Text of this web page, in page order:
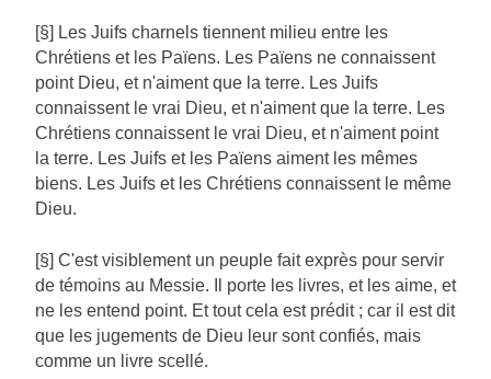
[§] Les Juifs charnels tiennent milieu entre les
Chrétiens et les Païens. Les Païens ne connaissent
point Dieu, et n'aiment que la terre. Les Juifs
connaissent le vrai Dieu, et n'aiment que la terre. Les
Chrétiens connaissent le vrai Dieu, et n'aiment point
la terre. Les Juifs et les Païens aiment les mêmes
biens. Les Juifs et les Chrétiens connaissent le même
Dieu.
[§] C'est visiblement un peuple fait exprès pour servir
de témoins au Messie. Il porte les livres, et les aime, et
ne les entend point. Et tout cela est prédit ; car il est dit
que les jugements de Dieu leur sont confiés, mais
comme un livre scellé.